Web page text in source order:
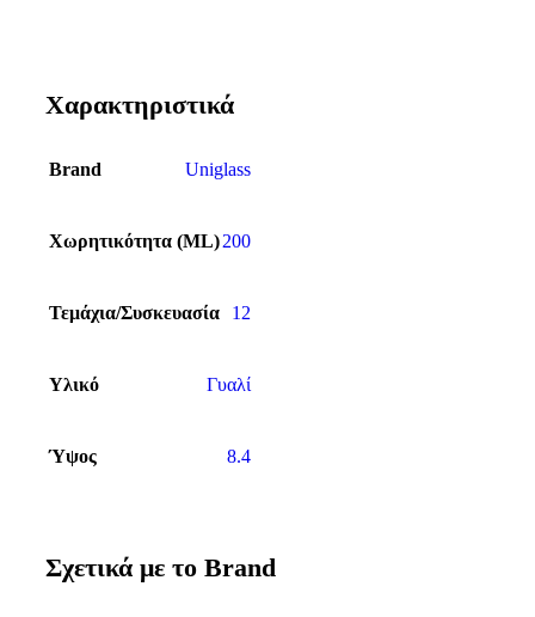
Χαρακτηριστικά
Brand Uniglass
Χωρητικότητα (ML)200
Τεμάχια/Συσκευασία 12
Υλικό Γυαλί
Ύψος 8.4
Σχετικά με το Brand